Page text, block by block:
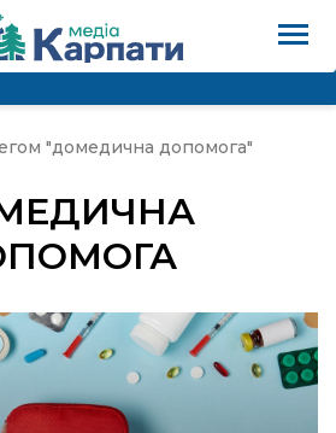
"домедична допомога"